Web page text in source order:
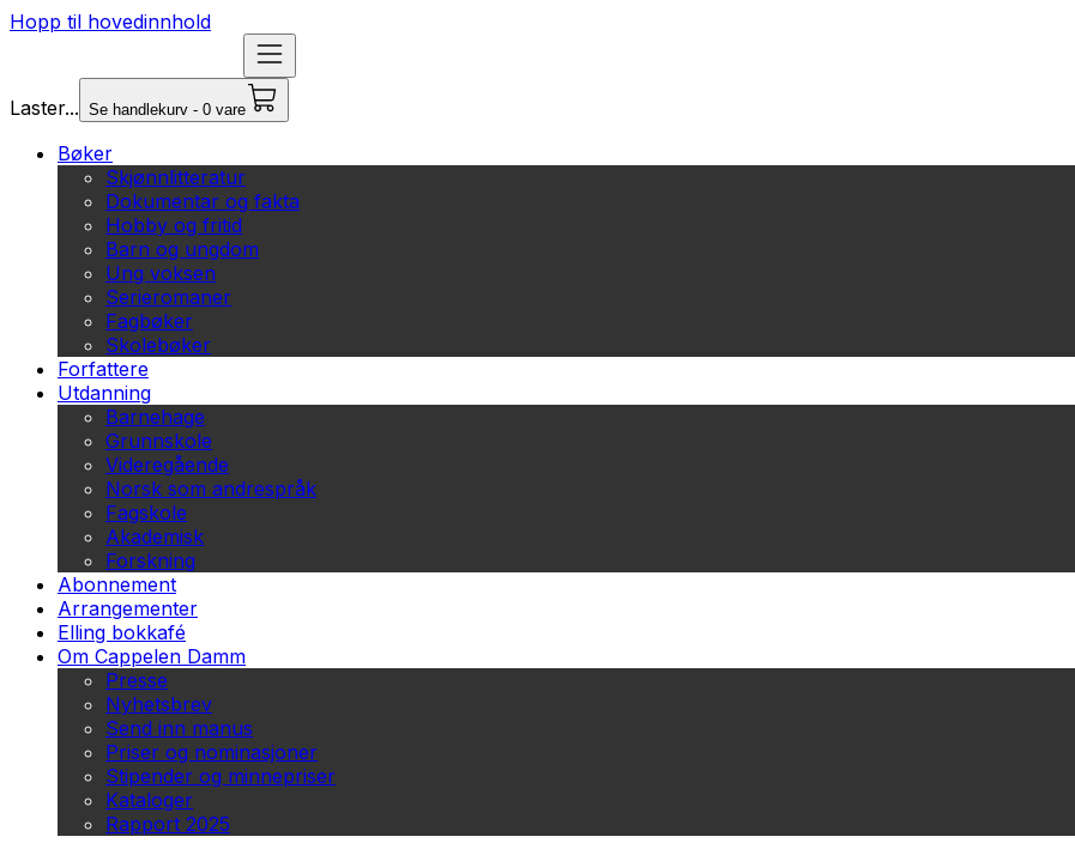
Hopp til hovedinnhold
Laster... Se handlekurv - 0 vare
Bøker
Skjønnlitteratur
Dokumentar og fakta
Hobby og fritid
Barn og ungdom
Ung voksen
Serieromaner
Fagbøker
Skolebøker
Forfattere
Utdanning
Barnehage
Grunnskole
Videregående
Norsk som andrespråk
Fagskole
Akademisk
Forskning
Abonnement
Arrangementer
Elling bokkafé
Om Cappelen Damm
Presse
Nyhetsbrev
Send inn manus
Priser og nominasjoner
Stipender og minnepriser
Kataloger
Rapport 2025